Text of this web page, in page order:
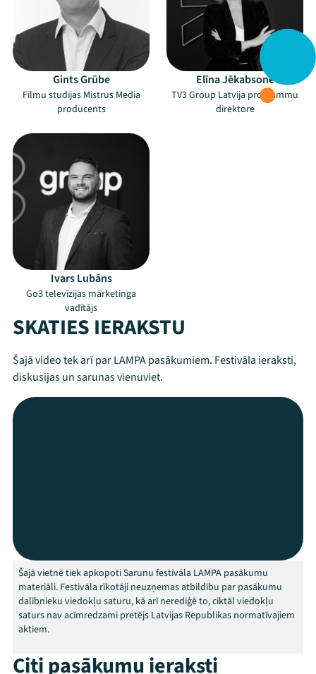
Festivāls
Programma
Arhīvs
Viņi bija LAMPĀ 2026
Gints Grūbe
Filmu studijas Mistrus Media
producents
Elīna Jēkabsone
TV3 Group Latvija programmu
direktore
Ivars Lubāns
Go3 televīzijas mārketinga
vadītājs
SKATIES IERAKSTU
Šajā video tek arī par LAMPA pasākumiem. Festivāla ieraksti,
diskusijas un sarunas vienuviet.
Šajā vietnē tiek apkopoti Sarunu festivāla LAMPA pasākumu
materiāli. Festivāla rīkotāji neuzņemas atbildību par pasākumu
dalībnieku viedokļu saturu, kā arī nerediģē to, ciktāl viedokļu
saturs nav acīmredzami pretējs Latvijas Republikas normatīvajiem
aktiem.
Citi pasākumu ieraksti